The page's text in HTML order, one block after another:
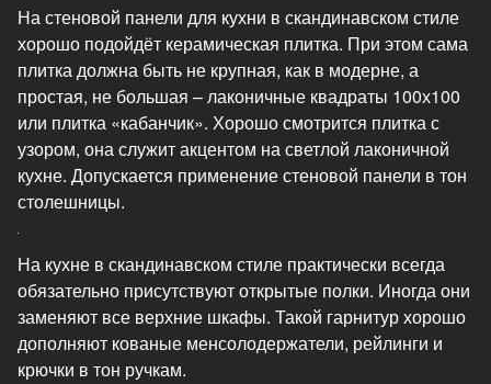
На стеновой панели для кухни в скандинавском стиле
хорошо подойдёт керамическая плитка. При этом сама
плитка должна быть не крупная, как в модерне, а
простая, не большая – лаконичные квадраты 100х100
или плитка «кабанчик». Хорошо смотрится плитка с
узором, она служит акцентом на светлой лаконичной
кухне. Допускается применение стеновой панели в тон
столешницы.
На кухне в скандинавском стиле практически всегда
обязательно присутствуют открытые полки. Иногда они
заменяют все верхние шкафы. Такой гарнитур хорошо
дополняют кованые менсолодержатели, рейлинги и
крючки в тон ручкам.